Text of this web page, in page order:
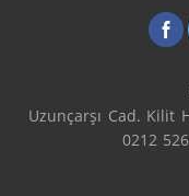
Uzunçarşı Cad. Kilit
0212